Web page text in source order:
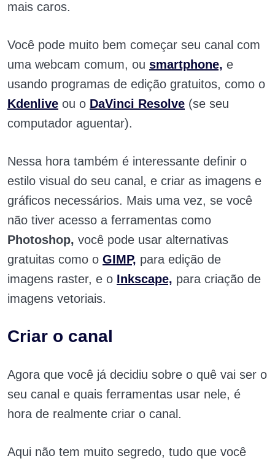
mais caros.
Você pode muito bem começar seu canal com
uma webcam comum, ou smartphone, e
usando programas de edição gratuitos, como o
Kdenlive ou o DaVinci Resolve (se seu
computador aguentar).
Nessa hora também é interessante definir o
estilo visual do seu canal, e criar as imagens e
gráficos necessários. Mais uma vez, se você
não tiver acesso a ferramentas como
Photoshop, você pode usar alternativas
gratuitas como o GIMP, para edição de
imagens raster, e o Inkscape, para criação de
imagens vetoriais.
Criar o canal
Agora que você já decidiu sobre o quê vai ser o
seu canal e quais ferramentas usar nele, é
hora de realmente criar o canal.
Aqui não tem muito segredo, tudo que você